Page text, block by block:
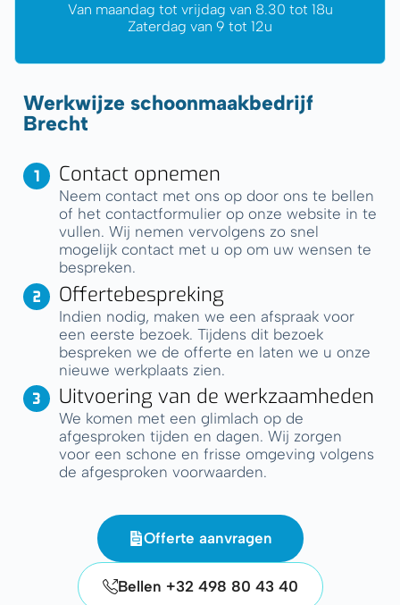
Van maandag tot vrijdag van 8.30 tot 18u
Zaterdag van 9 tot 12u
Werkwijze schoonmaakbedrijf
Brecht
Contact opnemen
Neem contact met ons op door ons te bellen
of het contactformulier op onze website in te
vullen. Wij nemen vervolgens zo snel
mogelijk contact met u op om uw wensen te
bespreken.
Offertebespreking
Indien nodig, maken we een afspraak voor
een eerste bezoek. Tijdens dit bezoek
bespreken we de offerte en laten we u onze
nieuwe werkplaats zien.
Uitvoering van de werkzaamheden
We komen met een glimlach op de
afgesproken tijden en dagen. Wij zorgen
voor een schone en frisse omgeving volgens
de afgesproken voorwaarden.
Offerte aanvragen
Bellen +32 498 80 43 40